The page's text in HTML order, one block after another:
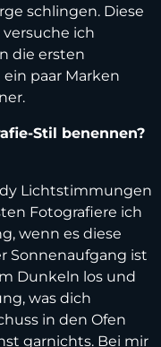
schlingen. Diese
ich
die ersten
paar Marken
Stil benennen?
Lichtstimmungen
Fotografiere ich
wenn es diese
Sonnenaufgang ist
Dunkeln los und
was dich
in den Ofen
garnichts. Bei mir